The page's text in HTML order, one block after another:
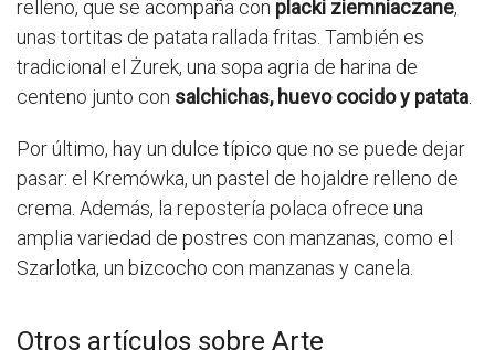
relleno, que se acompaña con placki ziemniaczane,
unas tortitas de patata rallada fritas. También es
tradicional el Żurek, una sopa agria de harina de
centeno junto con salchichas, huevo cocido y patata
Por último, hay un dulce típico que no se puede dejar
pasar: el Kremówka, un pastel de hojaldre relleno de
crema. Además, la repostería polaca ofrece una
amplia variedad de postres con manzanas, como el
Szarlotka, un bizcocho con manzanas y canela.
Otros artículos sobre Arte